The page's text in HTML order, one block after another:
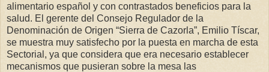
alimentario español y con contrastados beneficios para la
salud. El gerente del Consejo Regulador de la
Denominación de Origen “Sierra de Cazorla”, Emilio Tíscar,
se muestra muy satisfecho por la puesta en marcha de esta
Sectorial, ya que considera que era necesario establecer
mecanismos que pusieran sobre la mesa las